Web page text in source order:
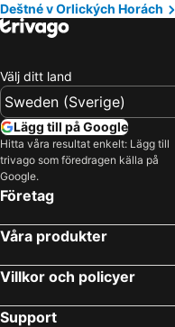
Deštné v Orlických Horách
Välj ditt land
Lägg till på Google
Hitta våra resultat enkelt: Lägg till
trivago som föredragen källa på
Google.
Företag
Våra produkter
Villkor och policyer
Support